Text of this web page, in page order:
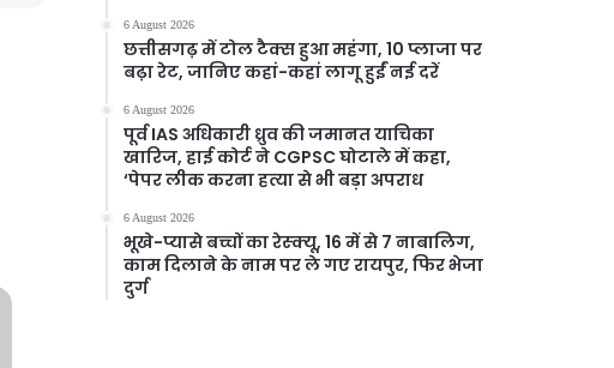
6 August 2026
छत्तीसगढ़ में टोल टैक्स हुआ महंगा, 10 प्लाजा पर
बढ़ा रेट, जानिए कहां-कहां लागू हुईं नई दरें
6 August 2026
पूर्व IAS अधिकारी ध्रुव की जमानत याचिका
खारिज, हाई कोर्ट ने CGPSC घोटाले में कहा,
‘पेपर लीक करना हत्या से भी बड़ा अपराध
6 August 2026
भूखे-प्यासे बच्चों का रेस्क्यू, 16 में से 7 नाबालिग,
काम दिलाने के नाम पर ले गए रायपुर, फिर भेजा
दुर्ग